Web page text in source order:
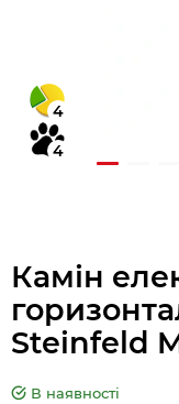
4
4
Камін
Steinfeld
В наявності